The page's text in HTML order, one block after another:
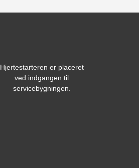
Hjertestarteren er placeret
ved indgangen til
servicebygningen.